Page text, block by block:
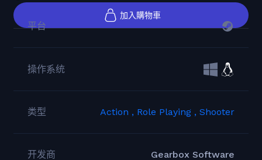
加入購物車
平台
操作系统
类型 Action , Role Playing , Shooter
开发商 Gearbox Software